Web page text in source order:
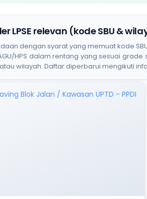
LPSE relevan (kode SBU &
dengan syarat yang memuat kode
HPS dalam rentang yang sesuai
wilayah. Daftar diperbarui mengikuti